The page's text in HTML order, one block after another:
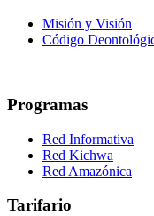
Misión y Visión
Código
Programas
Red Informativa
Red Kichwa
Red Amazónica
Tarifario